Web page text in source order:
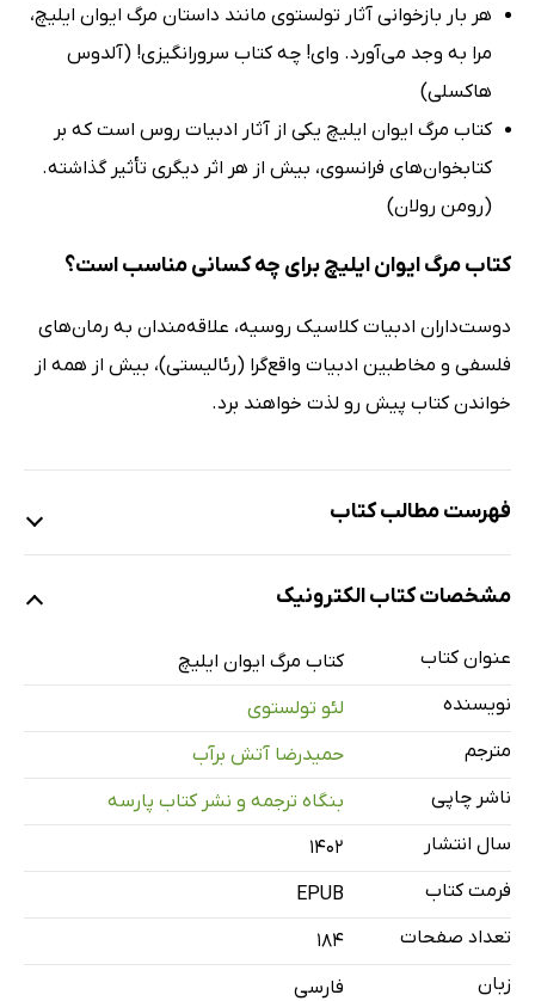
هر بار بازخوانی آثار تولستوی مانند داستان مرگ ایوان ایلیچ،
مرا به وجد می‌آورد. وای! چه کتاب سرورانگیزی! (آلدوس
هاکسلی)
کتاب مرگ ایوان ایلیچ یکی از آثار ادبیات روس است که بر
کتابخوان‌های فرانسوی، بیش از هر اثر دیگری تأثیر گذاشته.
(رومن رولان)
کتاب مرگ ایوان ایلیچ برای چه کسانی مناسب است؟
دوست‌داران ادبیات کلاسیک روسیه، علاقه‌مندان به رمان‌های
فلسفی و مخاطبین ادبیات واقع‌گرا (رئالیستی)، بیش از همه از
خواندن کتاب پیش رو لذت خواهند برد.
فهرست مطالب کتاب
مردم بینوا
ترجمه‌های مشهور مرگ ایوان ایلیچ
مرگ ایوان ایلیچ بر پرده‌ی سینما و تئاتر جهان
مشخصات کتاب الکترونیک
عنوان کتاب
کتاب مرگ ایوان ایلیچ
نویسنده
لئو تولستوی
مترجم
حمیدرضا آتش برآب
ناشر چاپی
بنگاه ترجمه و نشر کتاب پارسه
سال انتشار
۱۴۰۲
فرمت کتاب
EPUB
تعداد صفحات
184
زبان
فارسی